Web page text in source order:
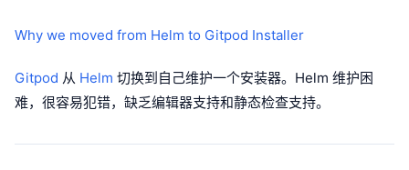
Why we moved from Helm to Gitpod Installer
Gitpod 从 Helm 切换到自己维护一个安装器。Helm 维护困
难，很容易犯错，缺乏编辑器支持和静态检查支持。